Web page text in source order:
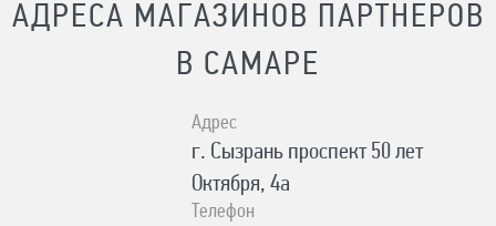
АДРЕСА МАГАЗИНОВ ПАРТНЕРОВ
В САМАРЕ
Адрес
г. Сызрань ​проспект 50 лет
Октября, 4а
Телефон